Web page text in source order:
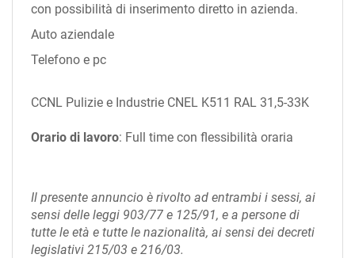
con possibilità di inserimento diretto in azienda.
Auto aziendale
Telefono e pc
CCNL Pulizie e Industrie CNEL K511 RAL 31,5-33K
Orario di lavoro: Full time con flessibilità oraria
Il presente annuncio è rivolto ad entrambi i sessi, ai
sensi delle leggi 903/77 e 125/91, e a persone di
tutte le età e tutte le nazionalità, ai sensi dei decreti
legislativi 215/03 e 216/03.